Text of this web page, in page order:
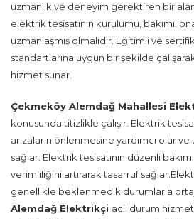
uzmanlık ve deneyim gerektiren bir
elektrik tesisatının kurulumu, bakımı,
uzmanlaşmış olmalıdır. Eğitimli ve
standartlarına uygun bir şekilde
hizmet sunar.
Çekmeköy Alemdağ Mahallesi
konusunda titizlikle çalışır. Elektrik
arızaların önlenmesine yardımcı olur
sağlar. Elektrik tesisatının düzenli
verimliliğini artırarak tasarruf
genellikle beklenmedik durumlarla
Alemdağ Elektrikçi acil durum